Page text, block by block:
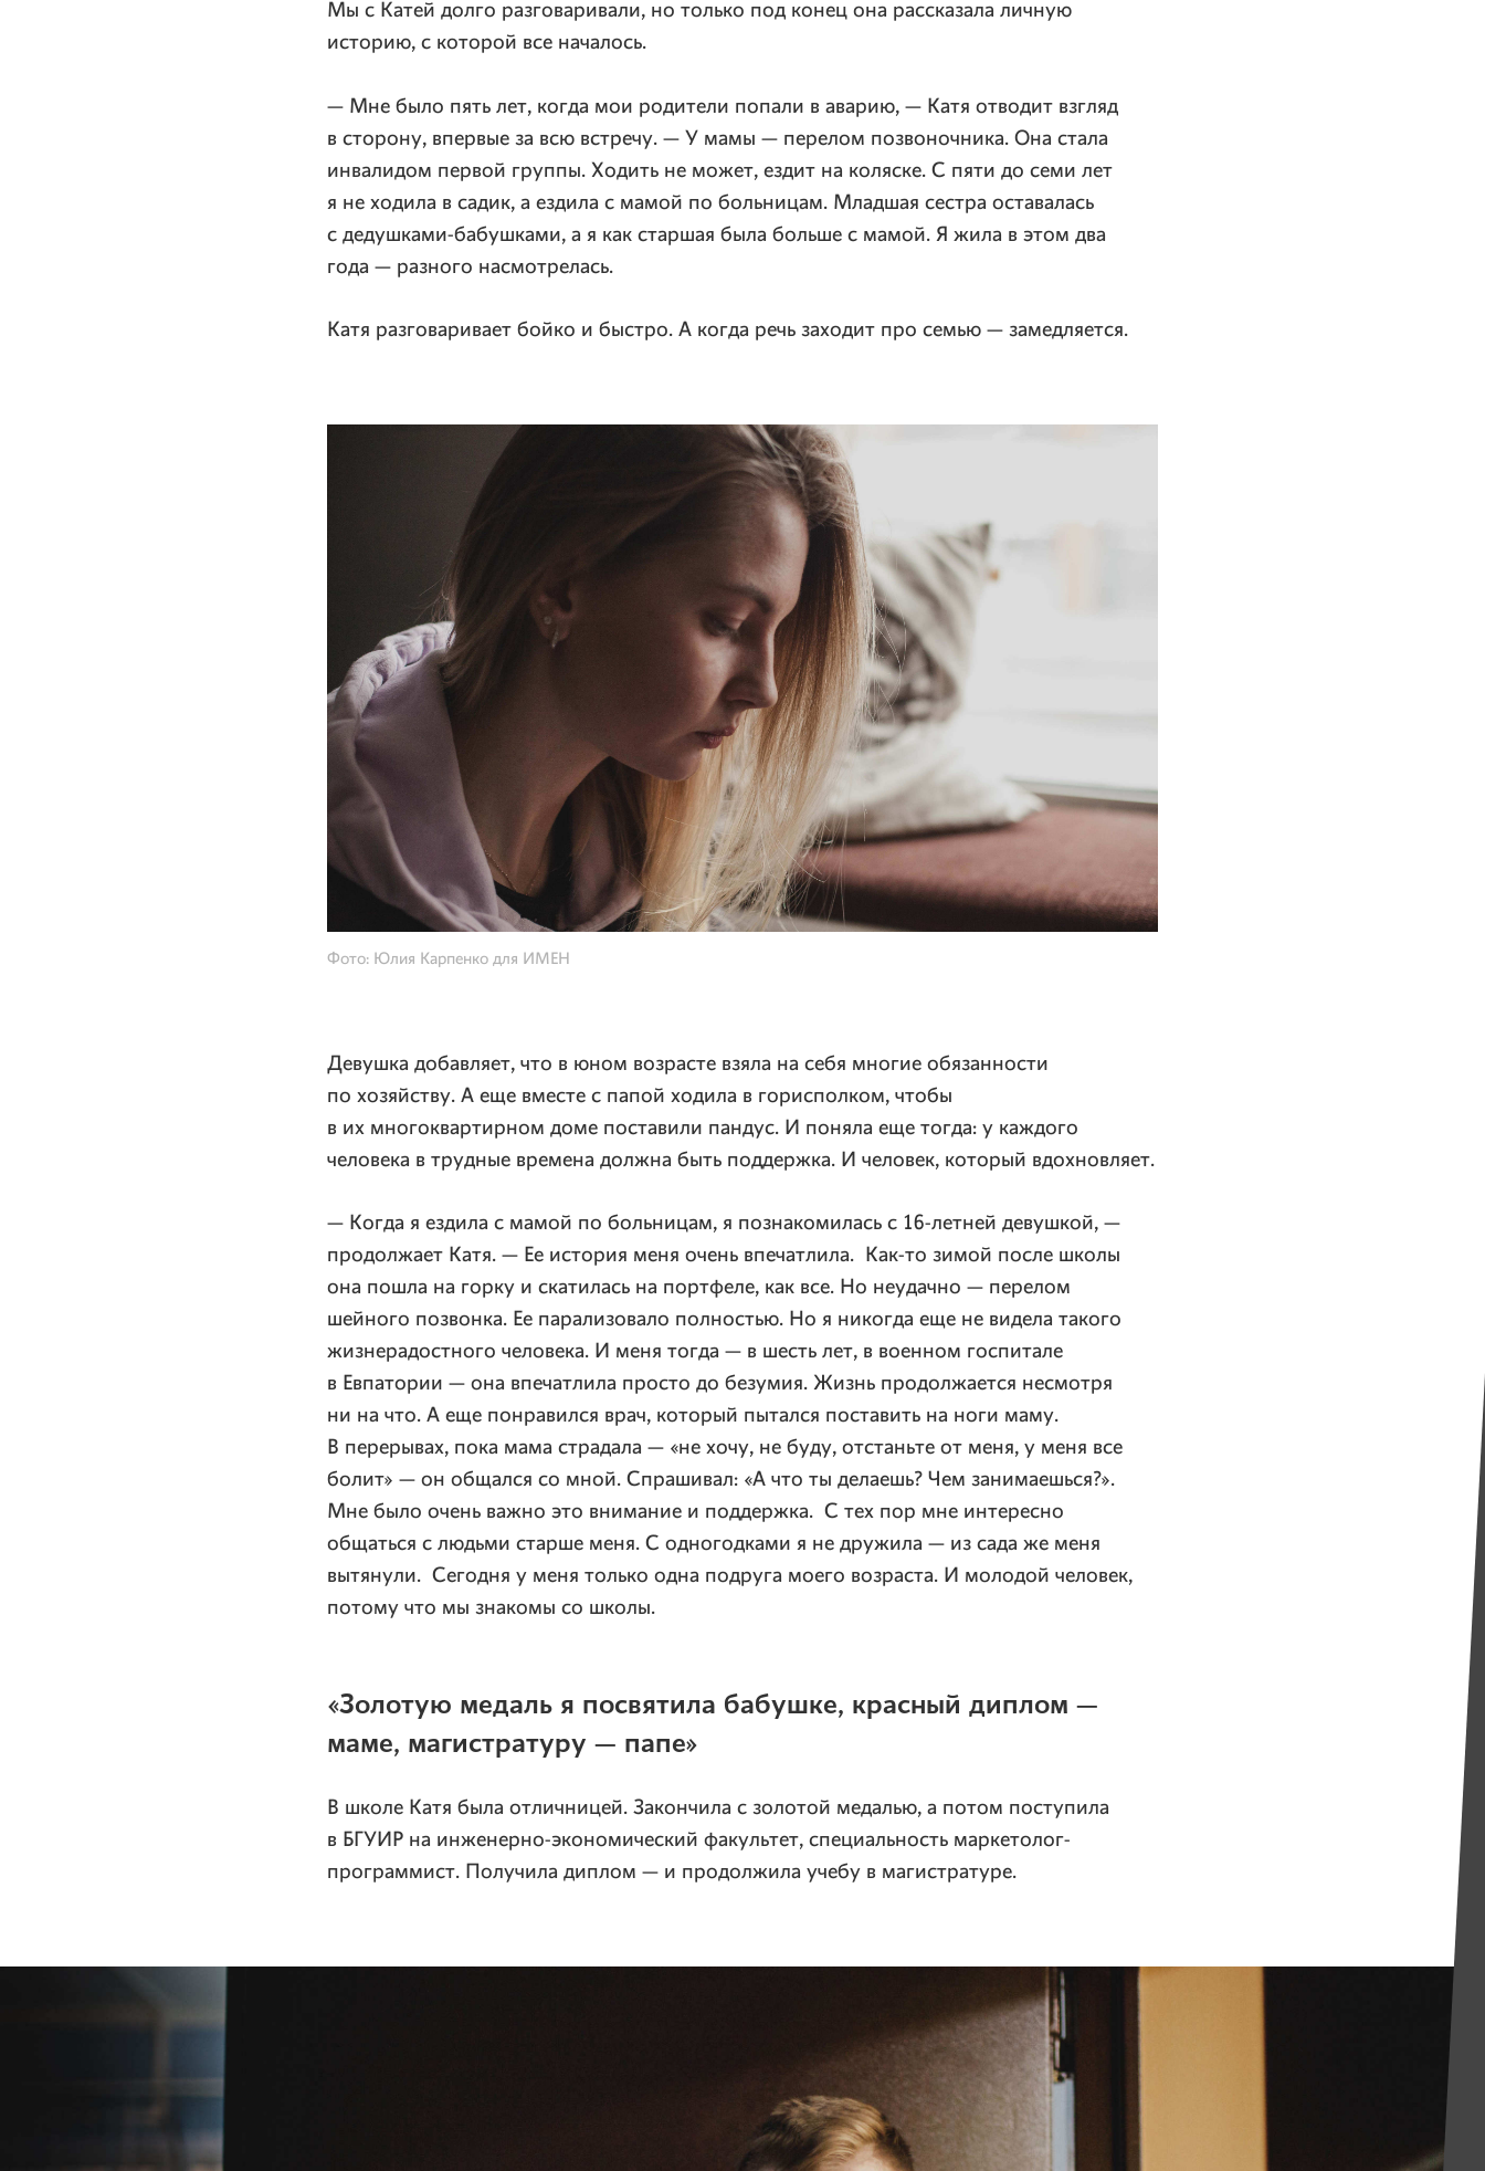
Мы с Катей долго разговаривали, но только под конец она рассказала личную
историю, с которой все началось.
— Мне было пять лет, когда мои родители попали в аварию, — Катя отводит взгляд
в сторону, впервые за всю встречу. — У мамы — перелом позвоночника. Она стала
инвалидом первой группы. Ходить не может, ездит на коляске. С пяти до семи лет
я не ходила в садик, а ездила с мамой по больницам. Младшая сестра оставалась
с дедушками-бабушками, а я как старшая была больше с мамой. Я жила в этом два
года — разного насмотрелась.
Катя разговаривает бойко и быстро. А когда речь заходит про семью — замедляется.
Фото: Юлия Карпенко для ИМЕН
Девушка добавляет, что в юном возрасте взяла на себя многие обязанности
по хозяйству. А еще вместе с папой ходила в горисполком, чтобы
в их многоквартирном доме поставили пандус. И поняла еще тогда: у каждого
человека в трудные времена должна быть поддержка. И человек, который вдохновляет.
— Когда я ездила с мамой по больницам, я познакомилась с 16-летней девушкой, —
продолжает Катя. — Ее история меня очень впечатлила. Как-то зимой после школы
она пошла на горку и скатилась на портфеле, как все. Но неудачно — перелом
шейного позвонка. Ее парализовало полностью. Но я никогда еще не видела такого
жизнерадостного человека. И меня тогда — в шесть лет, в военном госпитале
в Евпатории — она впечатлила просто до безумия. Жизнь продолжается несмотря
ни на что. А еще понравился врач, который пытался поставить на ноги маму.
В перерывах, пока мама страдала — «не хочу, не буду, отстаньте от меня, у меня все
болит» — он общался со мной. Спрашивал: «А что ты делаешь? Чем занимаешься?».
Мне было очень важно это внимание и поддержка. С тех пор мне интересно
общаться с людьми старше меня. С одногодками я не дружила — из сада же меня
вытянули. Сегодня у меня только одна подруга моего возраста. И молодой человек,
потому что мы знакомы со школы.
«Золотую медаль я посвятила бабушке, красный диплом —
маме, магистратуру — папе»
В школе Катя была отличницей. Закончила с золотой медалью, а потом поступила
в БГУИР на инженерно-экономический факультет, специальность маркетолог-
программист. Получила диплом — и продолжила учебу в магистратуре.